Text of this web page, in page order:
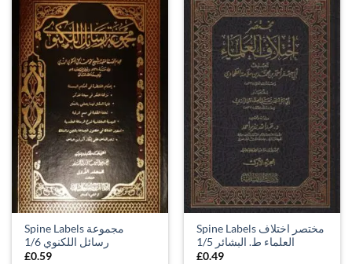
Spine Labels مجموعة
رسائل اللكنوي 1/6
£0.59
Spine Labels مختصر اختلاف
العلماء ط. البشائر 1/5
£0.49